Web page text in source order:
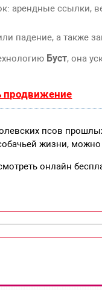
арендные ссылки,
падение, а также
Буст, она
продвижение
псов
жизни,
онлайн